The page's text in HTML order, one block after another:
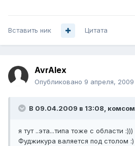
Вставить ник Цитата
AvrAlex
Опубликовано 9 апреля, 2009
В 09.04.2009 в 13:08,
я тут ..эта...типа тоже с области :)))
Фуджикура валяется под столом :)